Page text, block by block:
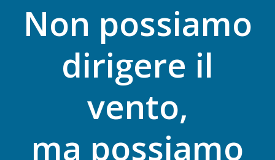
Non possiamo
dirigere il
vento,
ma possiamo